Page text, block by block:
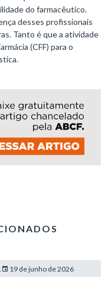
do farmacêutico.
desses profissionais
Tanto é que a atividade
(CFF) para o
19 de junho de 2026